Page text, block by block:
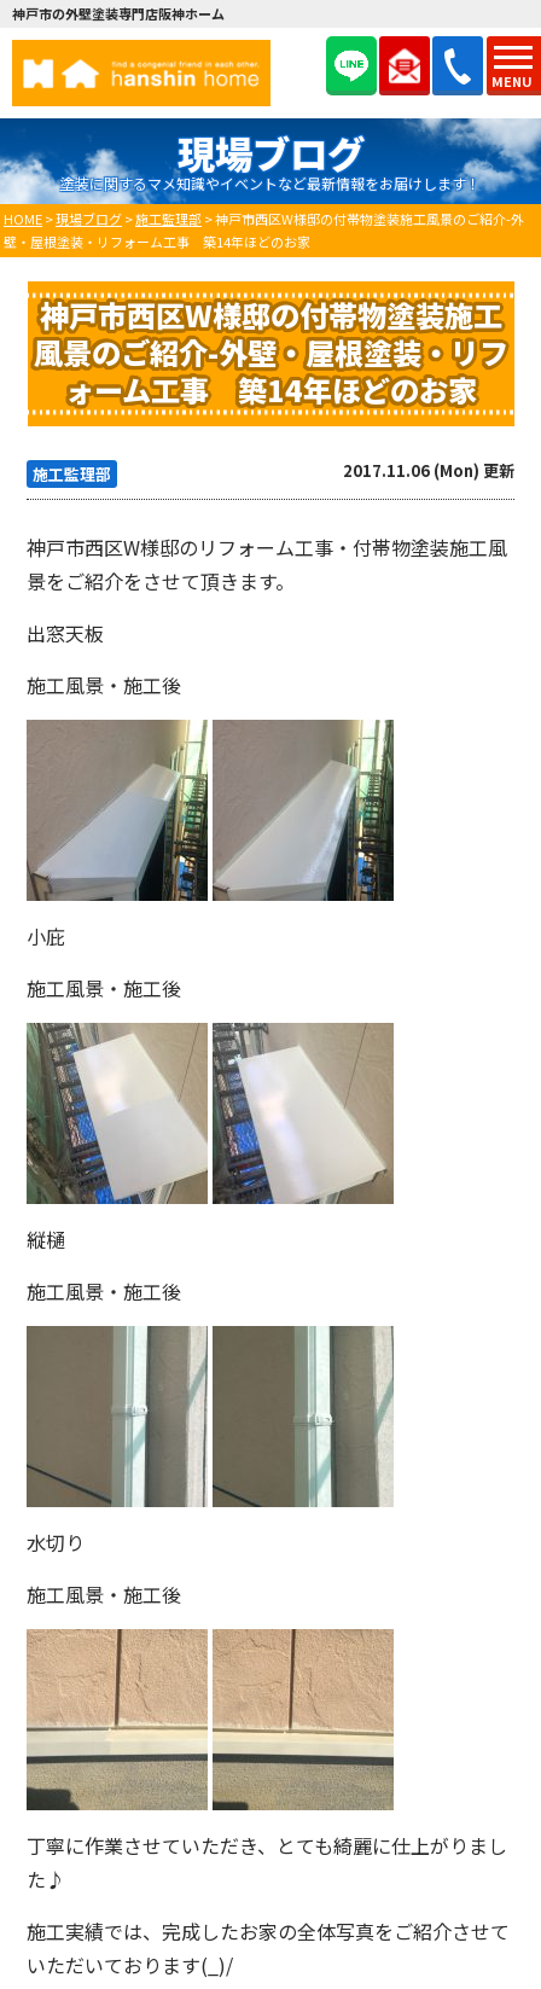
MENU
神戸市の外壁塗装専門店阪神ホーム
現場ブログ
塗装に関するマメ知識やイベントなど最新情報をお届けします！
HOME>現場ブログ>施工監理部 >神戸市西区W様邸の付帯物塗装施工風景のご紹介-外
壁・屋根塗装・リフォーム工事 築14年ほどのお家
神戸市西区W様邸の付帯物塗装施工
風景のご紹介-外壁・屋根塗装・リフ
ォーム工事 築14年ほどのお家
施工監理部 2017.11.06 (Mon) 更新
神戸市西区W様邸のリフォーム工事・付帯物塗装施工風
景をご紹介をさせて頂きます。
出窓天板
施工風景・施工後
小庇
施工風景・施工後
縦樋
施工風景・施工後
水切り
施工風景・施工後
丁寧に作業させていただき、とても綺麗に仕上がりまし
た♪
施工実績では、完成したお家の全体写真をご紹介させて
いただいております(_)/